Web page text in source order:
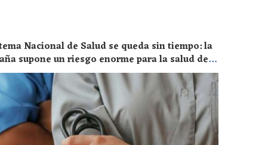
Nacional de Salud se queda sin tiempo: la
supone un riesgo enorme para la salud de